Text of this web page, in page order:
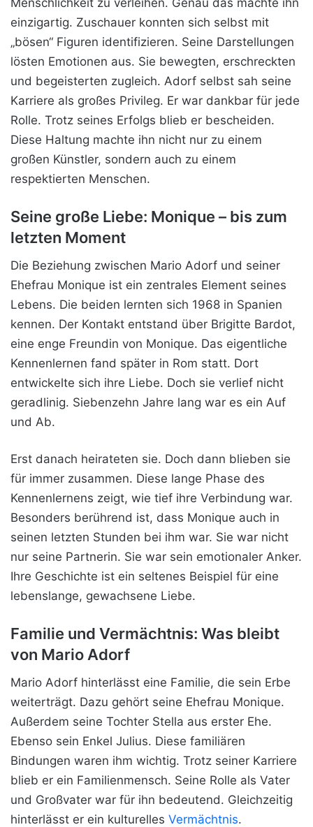
einzigartig. Zuschauer konnten sich selbst mit
„bösen“ Figuren identifizieren. Seine Darstellungen
lösten Emotionen aus. Sie bewegten, erschreckten
und begeisterten zugleich. Adorf selbst sah seine
Karriere als großes Privileg. Er war dankbar für jede
Rolle. Trotz seines Erfolgs blieb er bescheiden.
Diese Haltung machte ihn nicht nur zu einem
großen Künstler, sondern auch zu einem
respektierten Menschen.
Seine große Liebe: Monique – bis zum
letzten Moment
Die Beziehung zwischen Mario Adorf und seiner
Ehefrau Monique ist ein zentrales Element seines
Lebens. Die beiden lernten sich 1968 in Spanien
kennen. Der Kontakt entstand über Brigitte Bardot,
eine enge Freundin von Monique. Das eigentliche
Kennenlernen fand später in Rom statt. Dort
entwickelte sich ihre Liebe. Doch sie verlief nicht
geradlinig. Siebenzehn Jahre lang war es ein Auf
und Ab.
Erst danach heirateten sie. Doch dann blieben sie
für immer zusammen. Diese lange Phase des
Kennenlernens zeigt, wie tief ihre Verbindung war.
Besonders berührend ist, dass Monique auch in
seinen letzten Stunden bei ihm war. Sie war nicht
nur seine Partnerin. Sie war sein emotionaler Anker.
Ihre Geschichte ist ein seltenes Beispiel für eine
lebenslange, gewachsene Liebe.
Familie und Vermächtnis: Was bleibt
von Mario Adorf
Mario Adorf hinterlässt eine Familie, die sein Erbe
weiterträgt. Dazu gehört seine Ehefrau Monique.
Außerdem seine Tochter Stella aus erster Ehe.
Ebenso sein Enkel Julius. Diese familiären
Bindungen waren ihm wichtig. Trotz seiner Karriere
blieb er ein Familienmensch. Seine Rolle als Vater
und Großvater war für ihn bedeutend. Gleichzeitig
hinterlässt er ein kulturelles Vermächtnis.